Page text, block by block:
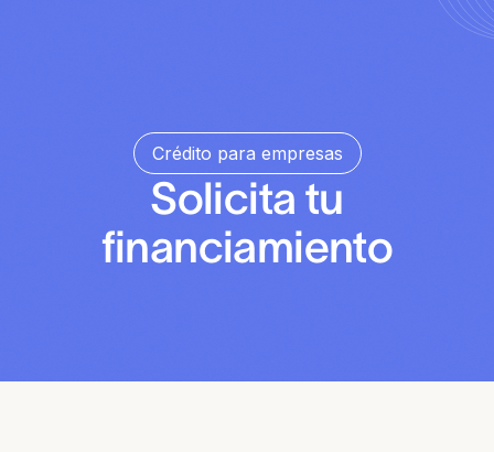
Crédito para empresas
Solicita tu
financiamiento